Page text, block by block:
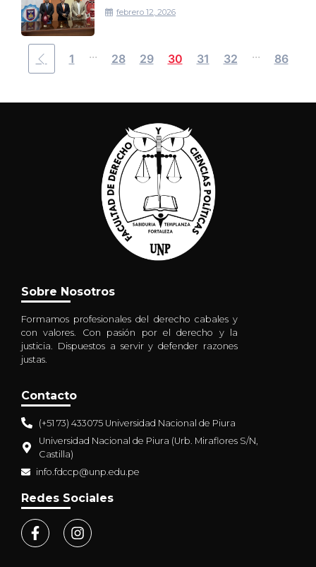
febrero 12, 2026
1 ... 28 29 30 31 32 ... 86
Sobre Nosotros
Formamos profesionales del derecho cabales y
con valores. Con pasión por el derecho y la
justicia. Dispuestos a servir y defender razones
justas.
Contacto
(+51 73) 433075 Universidad Nacional de Piura
Universidad Nacional de Piura (Urb. Miraflores S/N,
Castilla)
info.fdccp@unp.edu.pe
Redes Sociales